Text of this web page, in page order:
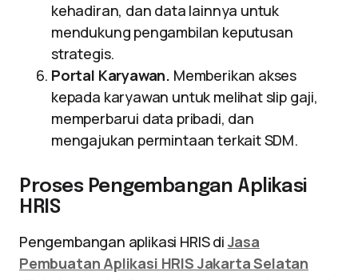
kehadiran, dan data lainnya untuk
mendukung pengambilan keputusan
strategis.
Portal Karyawan. Memberikan akses
kepada karyawan untuk melihat slip gaji,
memperbarui data pribadi, dan
mengajukan permintaan terkait SDM.
Proses Pengembangan Aplikasi
HRIS
Pengembangan aplikasi HRIS di Jasa
Pembuatan Aplikasi HRIS Jakarta Selatan